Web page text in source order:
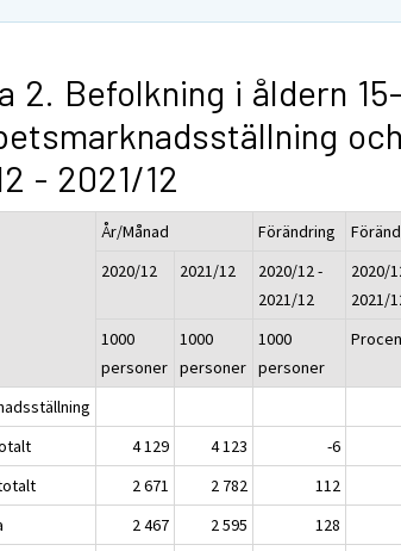
2. Befolkning i åldern
- 2021/12
År/Månad Förändring
2020/12
2021/12
2020/12 -
2021/12
2020/
2021/
1000
personer
1000
personer
1000
personer
4 129 4 123
-6
2 671 2 782
112
2 467 2 595
128